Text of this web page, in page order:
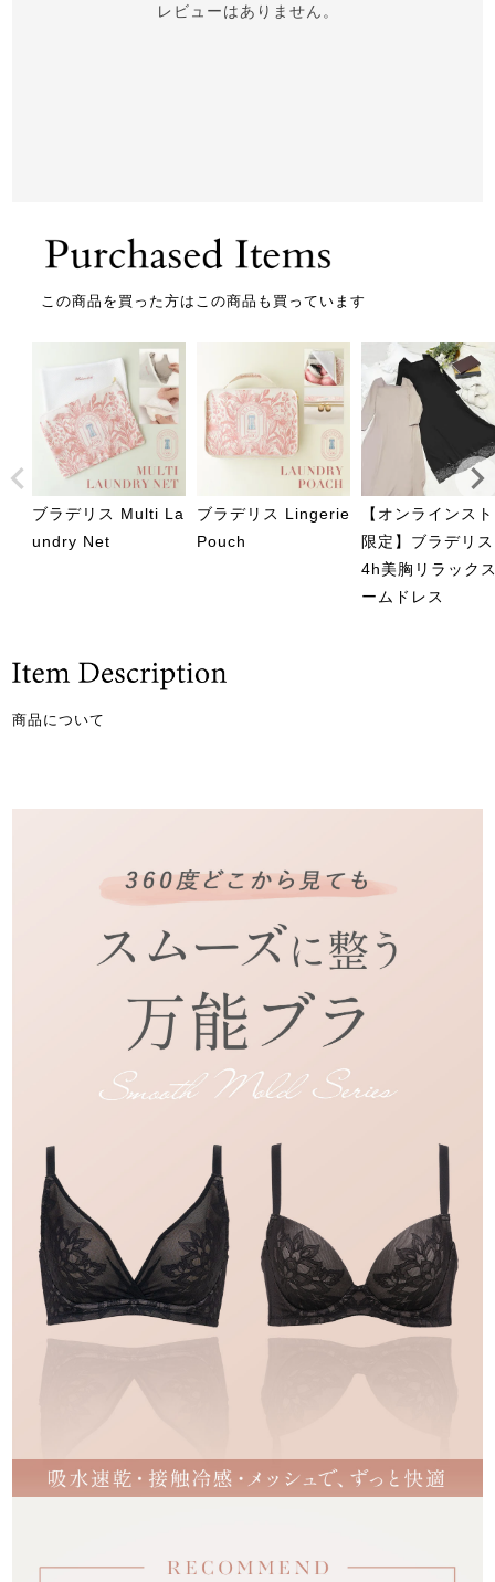
レビューはありません。
この商品を買った方はこの商品も買っています
ブラデリス Multi La
undry Net
ブラデリス Lingerie
Pouch
【オンラインス
限定】ブラデリ
4h美胸リラック
ームドレス
商品について